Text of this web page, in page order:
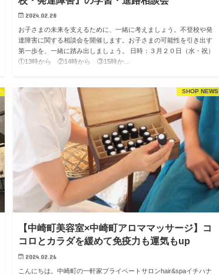
2024.02.28
お子さまの未来を支えるために、一緒に考えましょう。不登校や発
達障害に関する相談会を開催します。お子さまの可能性を引き出す
第一歩を、一緒に踏み出しましょう。 日時：３月２０日（水・祝）
①13時から ②14時から ③15時か…
SHOP NEWS
【中崎町美容室×中崎町アロママッサージ】コ
コロとカラダを緩めて免疫力も運気もup
2024.02.26
こんにちは。中崎町の一軒家プライベートサロンhair&spaイチハナ